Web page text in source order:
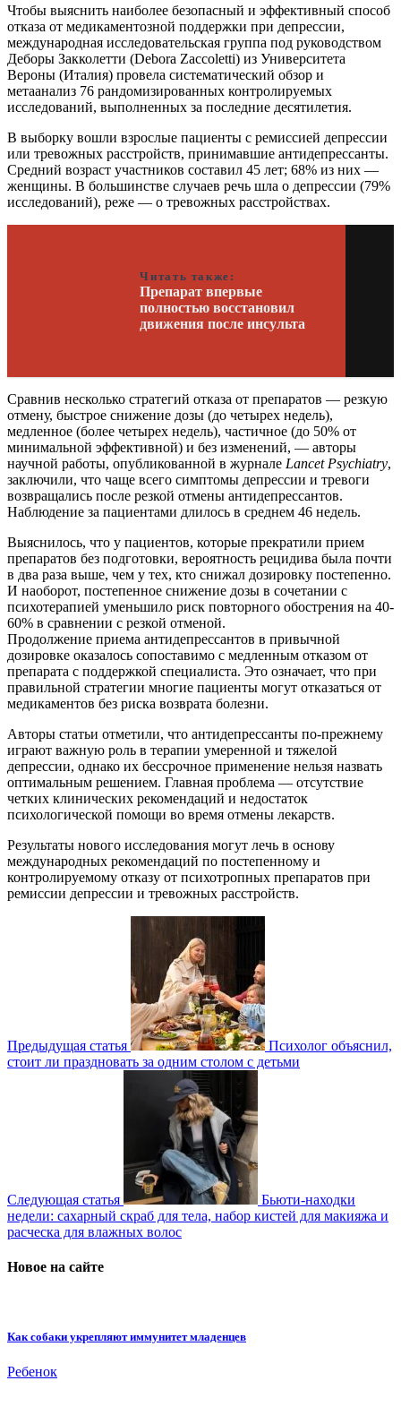
Чтобы выяснить наиболее безопасный и эффективный способ
отказа от медикаментозной поддержки при депрессии,
международная исследовательская группа под руководством
Деборы Закколетти (Debora Zaccoletti) из Университета
Вероны (Италия) провела систематический обзор и
метаанализ 76 рандомизированных контролируемых
исследований, выполненных за последние десятилетия.
В выборку вошли взрослые пациенты с ремиссией депрессии
или тревожных расстройств, принимавшие антидепрессанты.
Средний возраст участников составил 45 лет; 68% из них —
женщины. В большинстве случаев речь шла о депрессии (79%
исследований), реже — о тревожных расстройствах.
Читать также:
Препарат впервые
полностью восстановил
движения после инсульта
Сравнив несколько стратегий отказа от препаратов — резкую
отмену, быстрое снижение дозы (до четырех недель),
медленное (более четырех недель), частичное (до 50% от
минимальной эффективной) и без изменений, — авторы
научной работы, опубликованной в журнале Lancet Psychiatry,
заключили, что чаще всего симптомы депрессии и тревоги
возвращались после резкой отмены антидепрессантов.
Наблюдение за пациентами длилось в среднем 46 недель.
Выяснилось, что у пациентов, которые прекратили прием
препаратов без подготовки, вероятность рецидива была почти
в два раза выше, чем у тех, кто снижал дозировку постепенно.
И наоборот, постепенное снижение дозы в сочетании с
психотерапией уменьшило риск повторного обострения на 40-
60% в сравнении с резкой отменой.
Продолжение приема антидепрессантов в привычной
дозировке оказалось сопоставимо с медленным отказом от
препарата с поддержкой специалиста. Это означает, что при
правильной стратегии многие пациенты могут отказаться от
медикаментов без риска возврата болезни.
Авторы статьи отметили, что антидепрессанты по-прежнему
играют важную роль в терапии умеренной и тяжелой
депрессии, однако их бессрочное применение нельзя назвать
оптимальным решением. Главная проблема — отсутствие
четких клинических рекомендаций и недостаток
психологической помощи во время отмены лекарств.
Результаты нового исследования могут лечь в основу
международных рекомендаций по постепенному и
контролируемому отказу от психотропных препаратов при
ремиссии депрессии и тревожных расстройств.
Предыдущая статья
Психолог объяснил,
стоит ли праздновать за одним столом с детьми
Следующая статья
Бьюти-находки
недели: сахарный скраб для тела, набор кистей для макияжа и
расческа для влажных волос
Новое на сайте
Как собаки укрепляют иммунитет младенцев
Ребенок